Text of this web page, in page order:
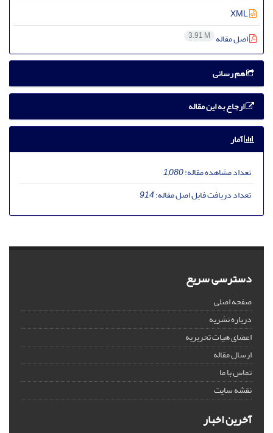
اصل مقاله 3.91 M
هم رسانی
ارجاع به این مقاله
آمار
تعداد مشاهده مقاله:1,080
تعداد دریافت فایل اصل مقاله:914
دسترسی سریع
صفحه اصلی
درباره نشریه
اعضای هیات تحریریه
ارسال مقاله
تماس با ما
نقشه سایت
آخرین اخبار